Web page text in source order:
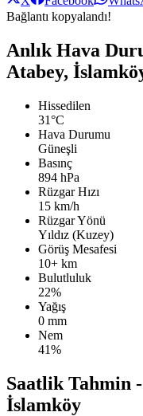
Bağlantı kopyalandı!
Anlık Hava
Atabey,
Hissedilen
31°C
Hava Durumu
Güneşli
Basınç
894 hPa
Rüzgar Hızı
15 km/h
Rüzgar Yönü
Yıldız (Kuzey)
Görüş Mesafesi
10+ km
Bulutluluk
22%
Yağış
0 mm
Nem
41%
Saatlik Tahmin
İslamköy